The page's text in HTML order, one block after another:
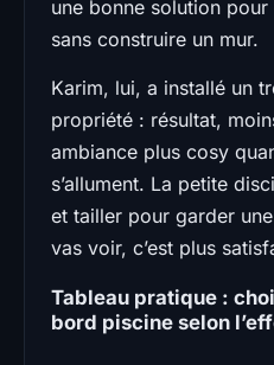
une bonne solution pour
sans construire un mur.
Karim, lui, a installé un
propriété : résultat,
ambiance plus cosy
s’allument. La petite
et tailler pour garder
vas voir, c’est plus
Tableau pratique :
bord piscine selon